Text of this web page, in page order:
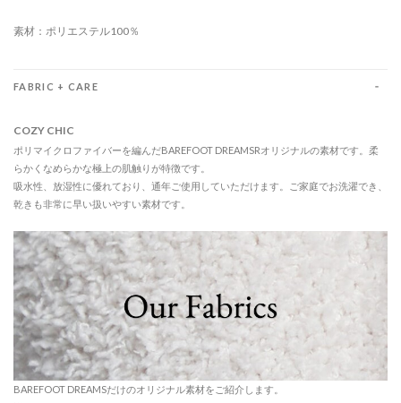
素材：ポリエステル100％
FABRIC + CARE
COZY CHIC
ポリマイクロファイバーを編んだBAREFOOT DREAMSRオリジナルの素材です。柔
らかくなめらかな極上の肌触りが特徴です。
吸水性、放湿性に優れており、通年ご使用していただけます。ご家庭でお洗濯でき、
乾きも非常に早い扱いやすい素材です。
BAREFOOT DREAMSだけのオリジナル素材をご紹介します。